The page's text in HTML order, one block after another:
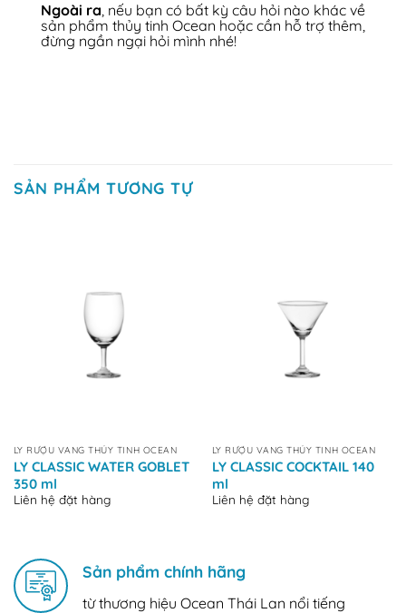
Ngoài ra, nếu bạn có bất kỳ câu hỏi nào khác về
sản phẩm thủy tinh Ocean hoặc cần hỗ trợ thêm,
đừng ngần ngại hỏi mình nhé!
SẢN PHẨM TƯƠNG TỰ
LY RƯỢU VANG THỦY TINH OCEAN
LY CLASSIC WATER GOBLET
350 ml
Liên hệ đặt hàng
LY RƯỢU VANG THỦY TINH OCEAN
LY CLASSIC COCKTAIL 140
ml
Liên hệ đặt hàng
Sản phẩm chính hãng
từ thương hiệu Ocean Thái Lan nổi tiếng